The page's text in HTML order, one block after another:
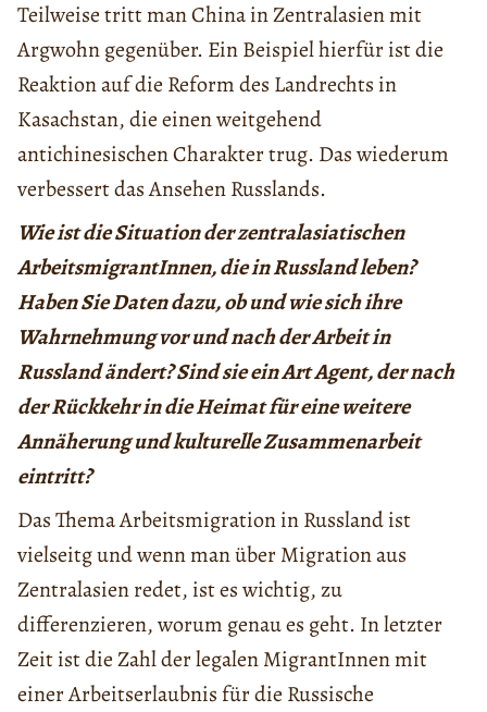
Teilweise tritt man China in Zentralasien mit
Argwohn gegenüber. Ein Beispiel hierfür ist die
Reaktion auf die Reform des Landrechts in
Kasachstan, die einen weitgehend
antichinesischen Charakter trug. Das wiederum
verbessert das Ansehen Russlands.
Wie ist die Situation der zentralasiatischen
ArbeitsmigrantInnen, die in Russland leben?
Haben Sie Daten dazu, ob und wie sich ihre
Wahrnehmung vor und nach der Arbeit in
Russland ändert? Sind sie ein Art Agent, der nach
der Rückkehr in die Heimat für eine weitere
Annäherung und kulturelle Zusammenarbeit
eintritt?
Das Thema Arbeitsmigration in Russland ist
vielseitg und wenn man über Migration aus
Zentralasien redet, ist es wichtig, zu
differenzieren, worum genau es geht. In letzter
Zeit ist die Zahl der legalen MigrantInnen mit
einer Arbeitserlaubnis für die Russische